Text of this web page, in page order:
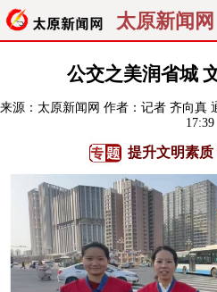
太原新闻网
聚焦
经济 关注
曝光
旅游 理财
看天下 晋月读
公交之美润省城
来源： 太原新闻网 作者：记者 齐向真
17:39
提升文明素